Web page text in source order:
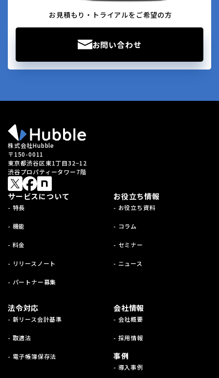
お見積もり・トライアルをご希望の方
お問い合わせ
株式会社Hubble
〒150-0011
東京都渋谷区東1丁目32−12
渋谷プロパティータワー7階
サービスについて
- 特長
- 機能
- 料金
- リリースノート
- パートナー募集
お役立ち情報
- お役立ち資料
- コラム
- セミナー
- ニュース
法令対応
- 新リース会計基準
- 取適法
- 電子帳簿保存法
会社情報
- 会社概要
- 採用情報
事例
- 導入事例